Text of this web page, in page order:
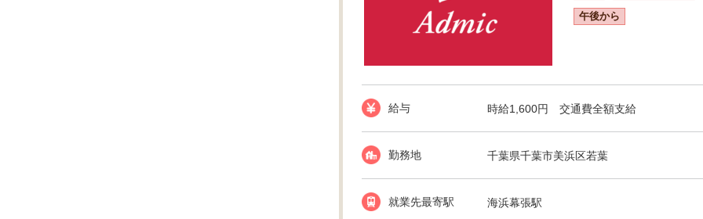
午後から
給与 時給1,600円 交通費全額支給
勤務地 千葉県千葉市美浜区若葉
就業先最寄駅 海浜幕張駅